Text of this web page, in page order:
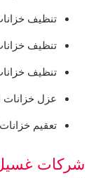
تنظيف
تنظيف
تنظيف
عزل خزانات
تعقيم
شركات